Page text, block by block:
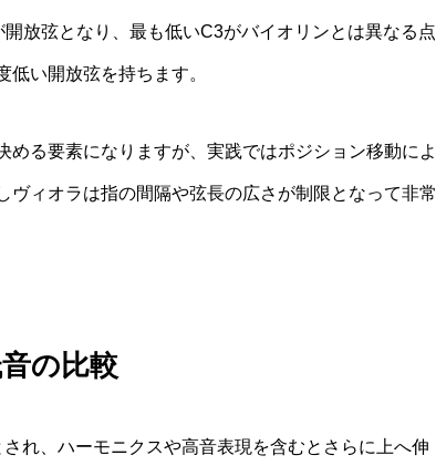
弦となり、最も低いC3がバイオリンとは異なる点
い開放弦を持ちます。
る要素になりますが、実践ではポジション移動によ
ィオラは指の間隔や弦長の広さが制限となって非常
の比較
れ、ハーモニクスや高音表現を含むとさらに上へ伸